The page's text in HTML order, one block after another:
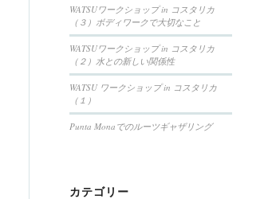
WATSUワークショップ in コスタリカ
（３）ボディワークで大切なこと
WATSUワークショップ in コスタリカ
（２）水との新しい関係性
WATSU ワークショップ in コスタリカ
（１）
Punta Monaでのルーツギャザリング
カテゴリー